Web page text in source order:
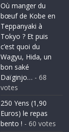
Où manger du
bœuf de Kobe en
Teppanyaki à
Tokyo ? Et puis
c’est quoi du
Wagyu, Hida, un
bon saké
Daïginjo… - 68
votes
250 Yens (1,90
Euros) le repas
bento ! - 60 votes